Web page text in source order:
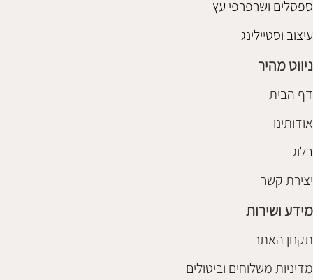
ספסלים ושרפרפי עץ
עיצוב וסטיילינג
ניווט מהיר
דף הבית
אודותינו
בלוג
יצירת קשר
מידע ושירות
תקנון האתר
מדיניות משלוחים וביטולים